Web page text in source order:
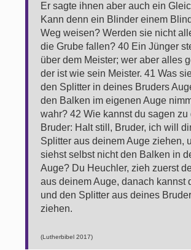
Er sagte ihnen aber auch ein
Kann denn ein Blinder einem
Weg weisen? Werden sie nicht
die Grube fallen? 40 Ein Jünger
über dem Meister; wer aber alles
der ist wie sein Meister. 41 Was
den Splitter in deines Bruders
den Balken im eigenen Auge
wahr? 42 Wie kannst du sagen zu
Bruder: Halt still, Bruder, ich will
Splitter aus deinem Auge ziehen,
siehst selbst nicht den Balken in
Auge? Du Heuchler, zieh zuerst
aus deinem Auge, danach kannst
und den Splitter aus deines
ziehen.
(Lutherbibel 2017)